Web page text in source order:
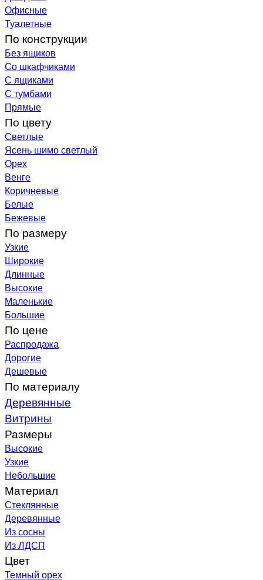
Офисные
Туалетные
По конструкции
Без ящиков
Со шкафчиками
С ящиками
С тумбами
Прямые
По цвету
Светлые
Ясень шимо светлый
Орех
Венге
Коричневые
Белые
Бежевые
По размеру
Узкие
Широкие
Длинные
Высокие
Маленькие
Большие
По цене
Распродажа
Дорогие
Дешевые
По материалу
Деревянные
Витрины
Размеры
Высокие
Узкие
Небольшие
Материал
Стеклянные
Деревянные
Из сосны
Из ЛДСП
Цвет
Темный орех